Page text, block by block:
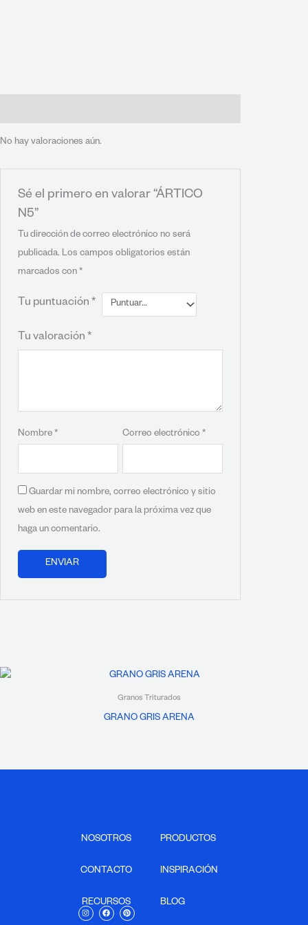
No hay valoraciones aún.
Sé el primero en valorar “ÁRTICO
N5”
Tu dirección de correo electrónico no será
publicada. Los campos obligatorios están
marcados con *
Tu puntuación *
Tu valoración *
Nombre * Correo electrónico *
Guardar mi nombre, correo electrónico y sitio
web en este navegador para la próxima vez que
haga un comentario.
Granos Triturados
GRANO GRIS ARENA
PRODUCTOS
INSPIRACIÓN
BLOG
NOSOTROS
CONTACTO
RECURSOS
I
F
P